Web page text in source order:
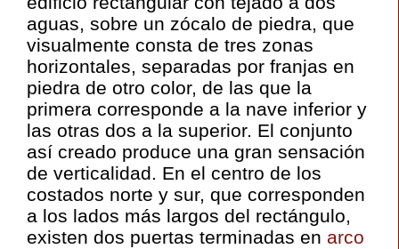
aguas, sobre un zócalo de piedra, que
visualmente consta de tres zonas
horizontales, separadas por franjas en
piedra de otro color, de las que la
primera corresponde a la nave inferior y
las otras dos a la superior. El conjunto
así creado produce una gran sensación
de verticalidad. En el centro de los
costados norte y sur, que corresponden
a los lados más largos del rectángulo,
existen dos puertas terminadas en arco